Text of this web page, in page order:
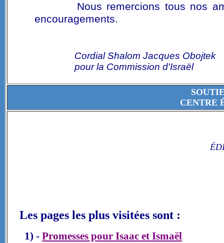
Nous remercions tous nos
encouragements.
Cordial Shalom Jacques Obojtek
pour la Commission d'Israël
CENTRE
Les pages les plus visitées sont :
1) - Promesses pour Isaac et Ismaël